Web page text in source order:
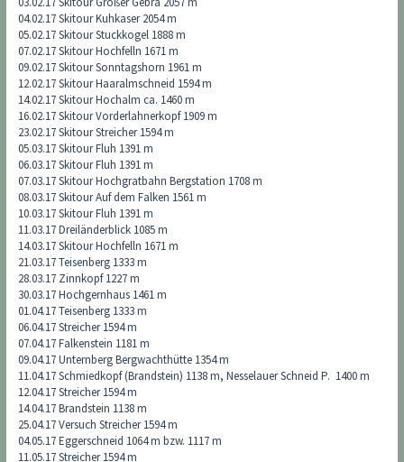
04.02.17 Skitour Kuhkaser 2054 m
05.02.17 Skitour Stuckkogel 1888 m
07.02.17 Skitour Hochfelln 1671 m
09.02.17 Skitour Sonntagshorn 1961 m
12.02.17 Skitour Haaralmschneid 1594 m
14.02.17 Skitour Hochalm ca. 1460 m
16.02.17 Skitour Vorderlahnerkopf 1909 m
23.02.17 Skitour Streicher 1594 m
05.03.17 Skitour Fluh 1391 m
06.03.17 Skitour Fluh 1391 m
07.03.17 Skitour Hochgratbahn Bergstation 1708 m
08.03.17 Skitour Auf dem Falken 1561 m
10.03.17 Skitour Fluh 1391 m
11.03.17 Dreiländerblick 1085 m
14.03.17 Skitour Hochfelln 1671 m
21.03.17 Teisenberg 1333 m
28.03.17 Zinnkopf 1227 m
30.03.17 Hochgernhaus 1461 m
01.04.17 Teisenberg 1333 m
06.04.17 Streicher 1594 m
07.04.17 Falkenstein 1181 m
09.04.17 Unternberg Bergwachthütte 1354 m
11.04.17 Schmiedkopf (Brandstein) 1138 m, Nesselauer Schneid P. 1400 m
12.04.17 Streicher 1594 m
14.04.17 Brandstein 1138 m
25.04.17 Versuch Streicher 1594 m
04.05.17 Eggerschneid 1064 m bzw. 1117 m
11.05.17 Streicher 1594 m